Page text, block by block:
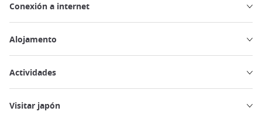
Conexión a internet
Alojamento
Actividades
Visitar japón